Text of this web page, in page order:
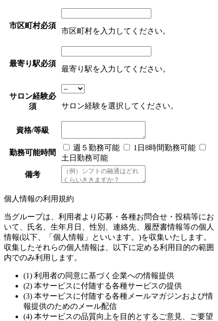
市区町村必須
市区町村を入力してください。
最寄り駅必須
最寄り駅を入力してください。
サロン経験必
須
サロン経験を選択してください。
資格/等級
勤務可能時間
週５勤務可能
1日8時間勤務可能
土日勤務可能
備考
個人情報の利用規約
当グループは、利用者より応募・各種お問合せ・投稿等にお
いて、氏名、生年月日、性別、連絡先、履歴書情報等の個人
情報(以下、「個人情報」といいます。)を収集いたします。
収集したそれらの個人情報は、以下に定める利用目的の範囲
内でのみ利用します。
(1) 利用者の同意に基づく企業への情報提供
(2) 本サービスに付随する各種サービスの提供
(3) 本サービスに付随する各種メールマガジンおよび情
報提供のためのメール配信
(4) 本サービスの品質向上を目的とするご意見、ご要望